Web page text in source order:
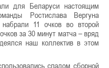
для Беларуси настоящим
Ростислава Вергуна
11 очков во второй
за 30 минут матча – вряд
наш коллектив в этом
спадом сборной